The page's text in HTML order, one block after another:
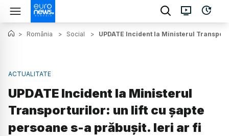
> România > Social > UPDATE Incident la Ministerul
ACTUALITATE
UPDATE Incident la Ministerul
Transporturilor: un lift cu șapte
persoane s-a prăbușit. Ieri ar fi